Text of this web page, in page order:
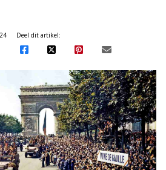
Deel dit artikel: